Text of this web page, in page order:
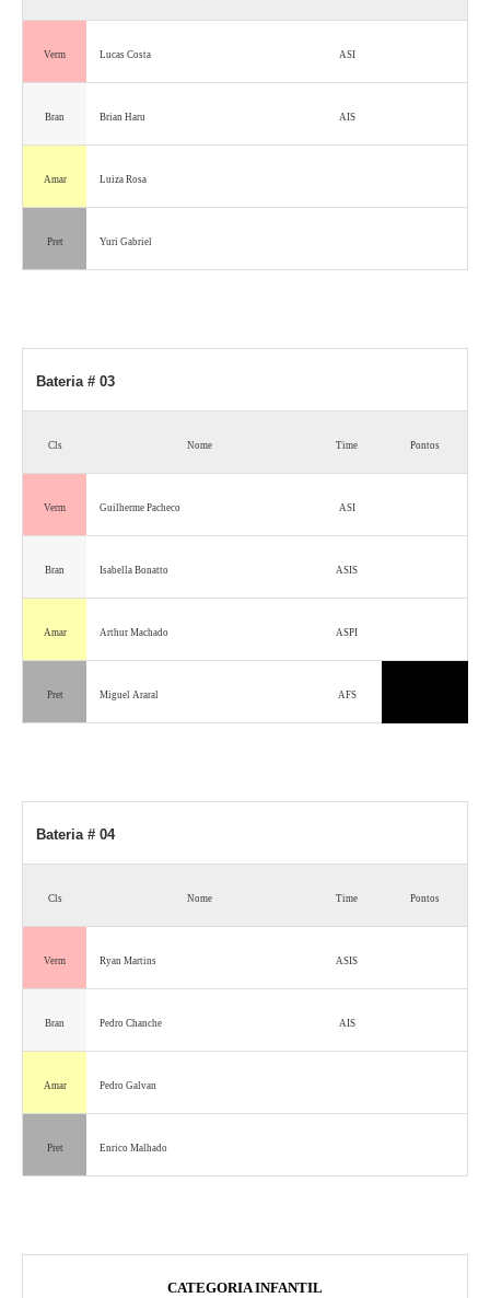
Verm Lucas Costa ASI
Bran Brian Haru AIS
Amar Luiza Rosa
Pret Yuri Gabriel
Bateria # 03
Cls Nome Time Pontos
Verm Guilherme Pacheco ASI
Bran Isabella Bonatto ASIS
Amar Arthur Machado ASPI
Pret Miguel Araral AFS
Bateria # 04
Cls Nome Time Pontos
Verm Ryan Martins ASIS
Bran Pedro Chanche AIS
Amar Pedro Galvan
Pret Enrico Malhado
CATEGORIA INFANTIL